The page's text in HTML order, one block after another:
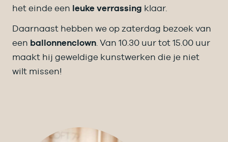
het einde een leuke verrassing klaar.
Daarnaast hebben we op zaterdag bezoek van
een ballonnenclown . Van 10.30 uur tot 15.00 uur
maakt hij geweldige kunstwerken die je niet
wilt missen!